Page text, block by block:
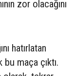
zor olacağını
hatırlatan
maça çıktı.